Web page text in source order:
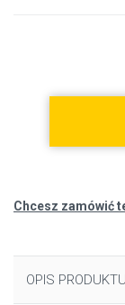
Chcesz zamówić
OPIS PRODUKTU